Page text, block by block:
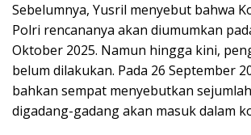
Sebelumnya, Yusril menyebut bahwa
Polri rencananya akan diumumkan
Oktober 2025. Namun hingga kini,
belum dilakukan. Pada 26 September
bahkan sempat menyebutkan
digadang-gadang akan masuk dalam